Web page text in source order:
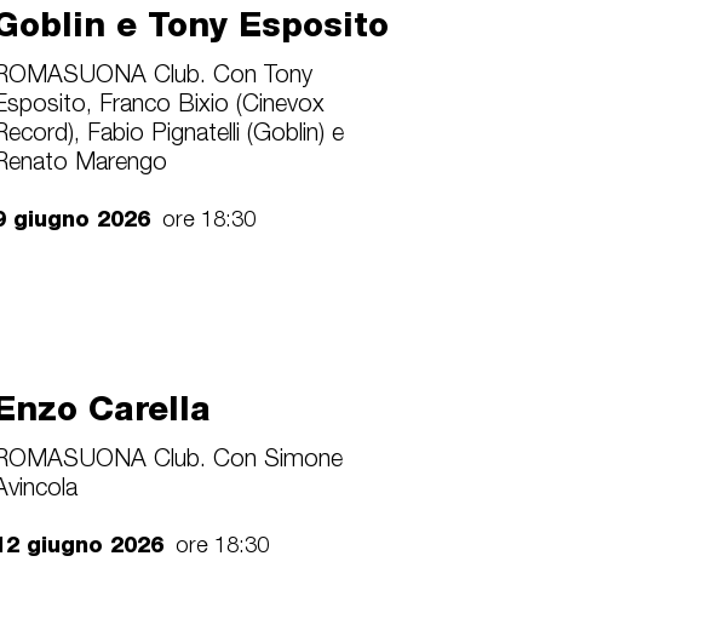
e Tony Esposito
Club. Con Tony
Franco Bixio (Cinevox
Fabio Pignatelli (Goblin) e
Marengo
giugno 2026 ore 18:30
Carella
Club. Con Simone
giugno 2026 ore 18:30